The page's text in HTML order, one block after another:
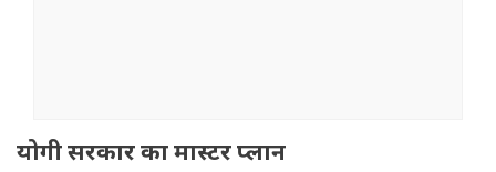
योगी सरकार का मास्टर प्लान